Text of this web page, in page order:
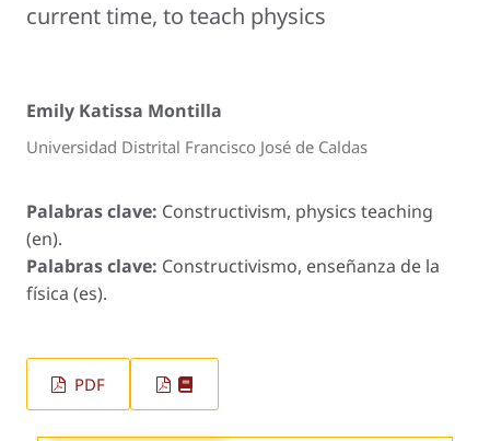
current time, to teach physics
Emily Katissa Montilla
Universidad Distrital Francisco José de Caldas
Palabras clave: Constructivism, physics teaching
(en).
Palabras clave: Constructivismo, enseñanza de la
física (es).
PDF